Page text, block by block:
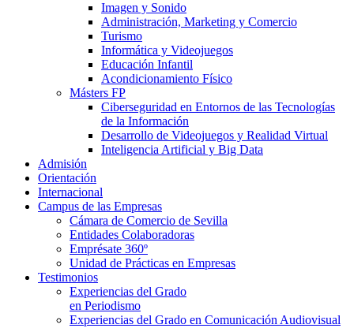
Imagen y Sonido
Administración, Marketing y Comercio
Turismo
Informática y Videojuegos
Educación Infantil
Acondicionamiento Físico
Másters FP
Ciberseguridad en Entornos de las Tecnologías
de la Información
Desarrollo de Videojuegos y Realidad Virtual
Inteligencia Artificial y Big Data
Admisión
Orientación
Internacional
Campus de las Empresas
Cámara de Comercio de Sevilla
Entidades Colaboradoras
Emprésate 360º
Unidad de Prácticas en Empresas
Testimonios
Experiencias del Grado
en Periodismo
Experiencias del Grado en Comunicación Audiovisual